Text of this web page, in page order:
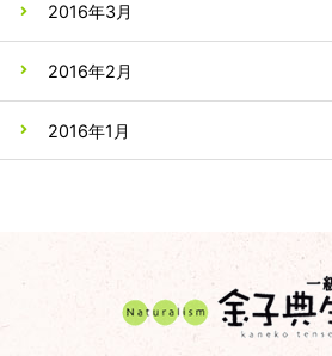
2016年3月
2016年2月
2016年1月